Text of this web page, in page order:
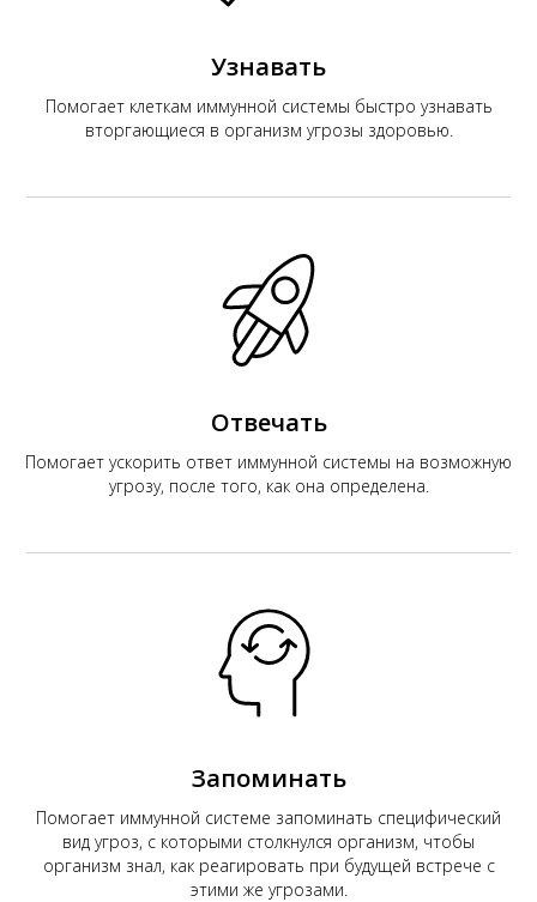
Узнавать
Помогает клеткам иммунной системы быстро узнавать
вторгающиеся в организм угрозы здоровью.
Отвечать
Помогает ускорить ответ иммунной системы на возможную
угрозу, после того, как она определена.
Запоминать
Помогает иммунной системе запоминать специфический
вид угроз, с которыми столкнулся организм, чтобы
организм знал, как реагировать при будущей встрече с
этими же угрозами.